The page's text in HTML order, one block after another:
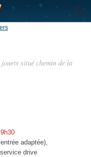
situé chemin de la
adaptée),
service drive